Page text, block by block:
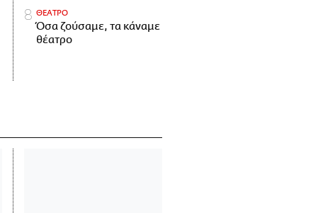
ΘΕΑΤΡΟ
Όσα ζούσαμε, τα κάναμε
θέατρο